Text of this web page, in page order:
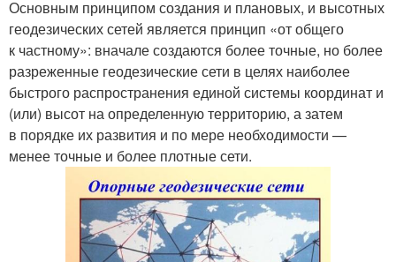
Основным принципом создания и плановых, и высотных
геодезических сетей является принцип «от общего
к частному»: вначале создаются более точные, но более
разреженные геодезические сети в целях наиболее
быстрого распространения единой системы координат и
(или) высот на определенную территорию, а затем
в порядке их развития и по мере необходимости —
менее точные и более плотные сети.